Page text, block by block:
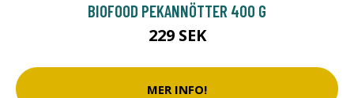
BIOFOOD PEKANNÖTTER 400 G
229 SEK
MER INFO!